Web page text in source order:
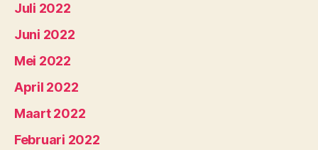
Juli 2022
Juni 2022
Mei 2022
April 2022
Maart 2022
Februari 2022